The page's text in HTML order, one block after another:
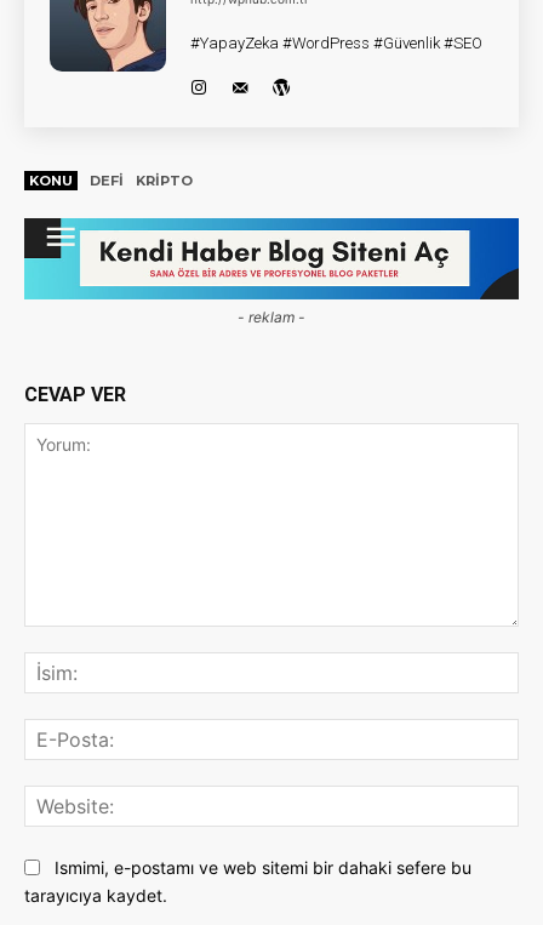
#YapayZeka #WordPress #Güvenlik #SEO
KONU DEFI KRIPTO
- reklam -
CEVAP VER
Ismimi, e-postamı ve web sitemi bir dahaki sefere bu
tarayıcıya kaydet.